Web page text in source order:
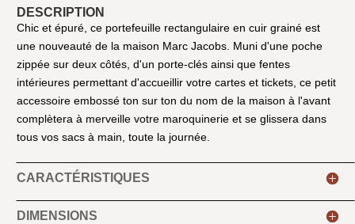
DESCRIPTION
Chic et épuré, ce portefeuille rectangulaire en cuir grainé est
une nouveauté de la maison Marc Jacobs. Muni d'une poche
zippée sur deux côtés, d'un porte-clés ainsi que fentes
intérieures permettant d'accueillir votre cartes et tickets, ce petit
accessoire embossé ton sur ton du nom de la maison à l'avant
complètera à merveille votre maroquinerie et se glissera dans
tous vos sacs à main, toute la journée.
CARACTÉRISTIQUES
DIMENSIONS